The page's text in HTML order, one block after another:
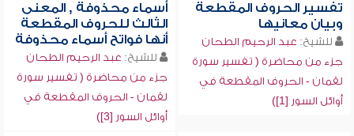
تفسير الحروف المقطعة
وبيان معانيها
للشيخ: عبد الرحيم الطحان
جزء من محاضرة ( تفسير سورة
لقمان - الحروف المقطعة في
أوائل السور [1])
أسماء محذوفة , المعنى
الثالث للحروف المقطعة
أنها فواتح أسماء محذوفة
للشيخ: عبد الرحيم الطحان
جزء من محاضرة ( تفسير سورة
لقمان - الحروف المقطعة في
أوائل السور [3])